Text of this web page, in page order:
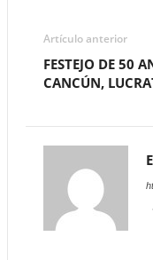
Artículo anterior
FESTEJO DE 50
CANCÚN,